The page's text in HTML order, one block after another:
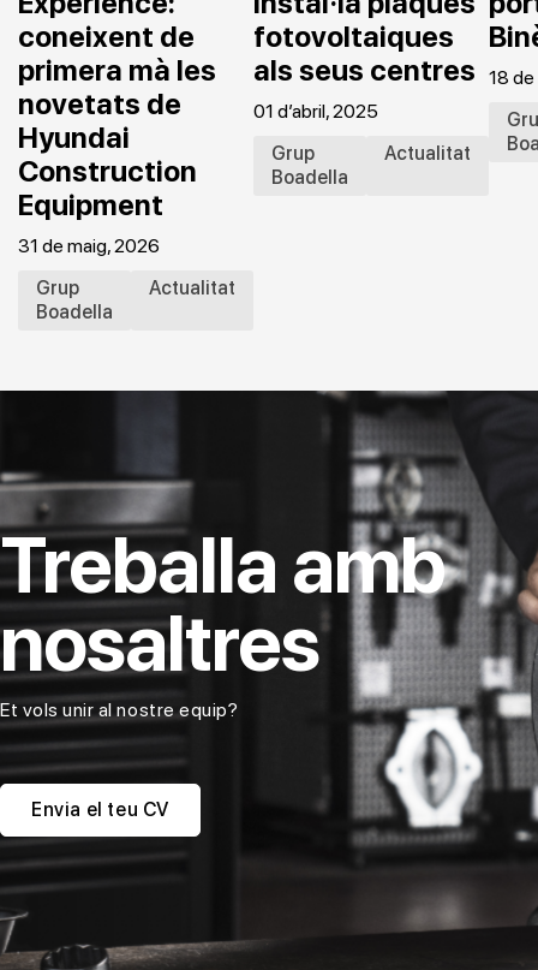
coneixent de
primera mà les
novetats de
Hyundai
Construction
Equipment
31 de maig, 2026
Grup
Boadella
Actualitat
fotovoltaiques
als seus centres
01 d’abril, 2025
Grup
Boadella
Actualitat
18
Treballa amb
nosaltres
Et vols unir al nostre equip?
Envia el teu CV